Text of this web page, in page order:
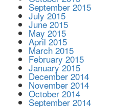
September 2015
July 2015
June 2015
May 2015
April 2015
March 2015
February 2015
January 2015
December 2014
November 2014
October 2014
September 2014